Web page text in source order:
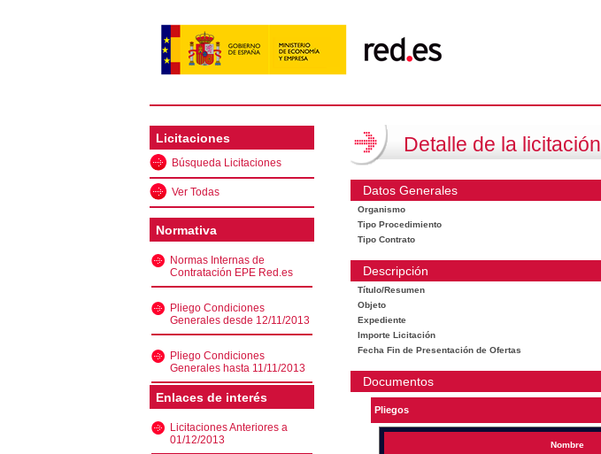
Licitaciones
Búsqueda Licitaciones
Ver Todas
Normativa
Normas Internas de
Contratación EPE Red.es
Pliego Condiciones
Generales desde 12/11/2013
Pliego Condiciones
Generales hasta 11/11/2013
Enlaces de interés
Licitaciones Anteriores a
01/12/2013
Detalle de la licitación
Datos Generales
Organismo
Tipo Procedimiento
Tipo Contrato
Descripción
Título/Resumen
Objeto
Expediente
Importe Licitación
Fecha Fin de Presentación de Ofertas
Documentos
Pliegos
Nombre